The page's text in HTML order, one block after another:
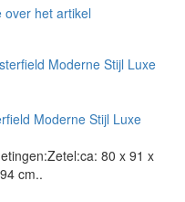
over het artikel
Moderne Stijl Luxe
80 x 91 x
cm..